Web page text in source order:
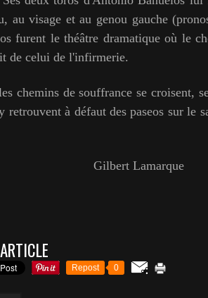
au visage et au genou gauche
furent le théâtre dramatique où le
de celui de l'infirmerie.
de souffrance se croisent,
retrouvent à défaut des paseos sur le
Lamarque
Repost 0